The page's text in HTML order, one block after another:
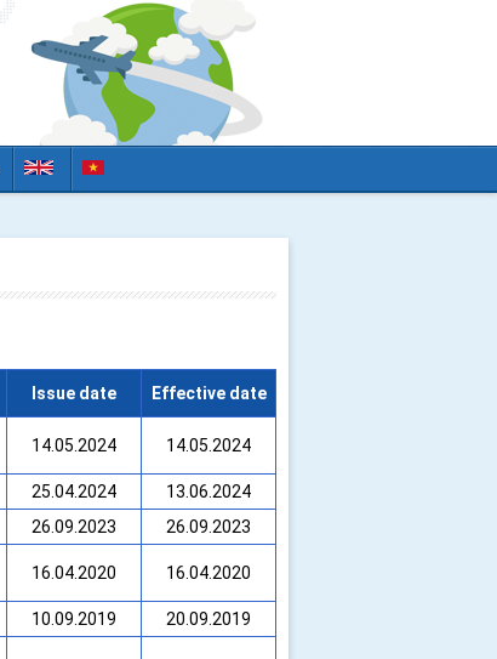
Issue date Effective date
14.05.2024 14.05.2024
25.04.2024
13.06.2024
26.09.2023
26.09.2023
16.04.2020 16.04.2020
10.09.2019 20.09.2019